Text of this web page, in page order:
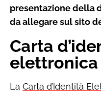
presentazione della
da allegare sul sito
Carta
elettronica
La Carta d’Identità